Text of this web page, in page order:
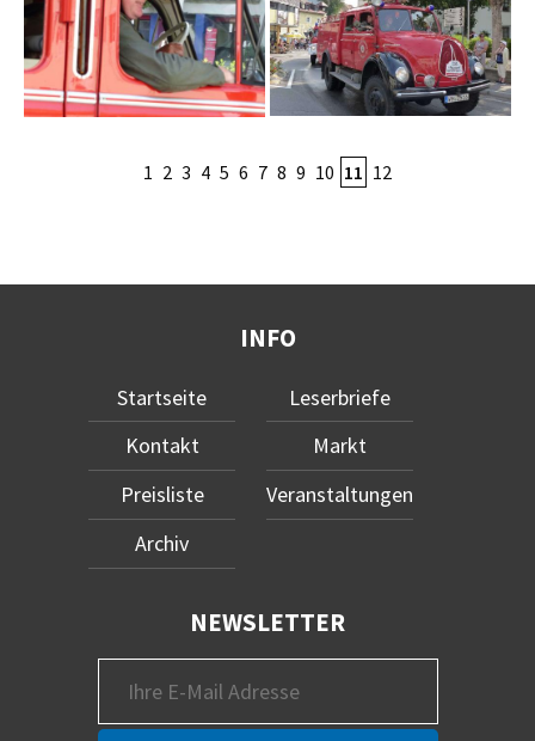
1 2 3 4 5 6 7 8 9 10 11 12
INFO
Startseite
Kontakt
Preisliste
Archiv
Leserbriefe
Markt
Veranstaltungen
NEWSLETTER